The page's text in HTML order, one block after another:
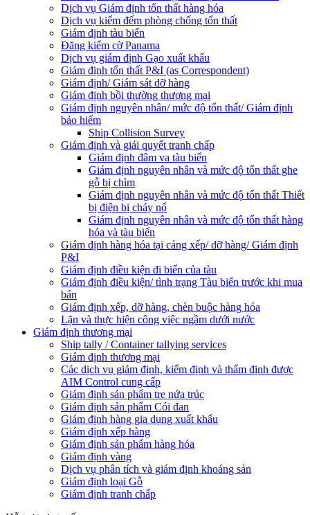
Dịch vụ Giám định tổn thất hàng hóa
Dịch vụ kiểm đếm phòng chống tổn thất
Giám định tàu biển
Đăng kiểm cờ Panama
Dịch vụ giám định Gạo xuất khẩu
Giám định tổn thất P&I (as Correspondent)
Giám định/ Giám sát dỡ hàng
Giám định bồi thường thương mại
Giám định nguyên nhân/ mức độ tổn thất/ Giám định
bảo hiểm
Ship Collision Survey
Giám định và giải quyết tranh chấp
Giám định đâm va tàu biển
Giám định nguyên nhân và mức độ tổn thất ghe
gỗ bị chìm
Giám định nguyên nhân và mức độ tổn thất Thiết
bị điện bị cháy nổ
Giám định nguyên nhân và mức độ tổn thất hàng
hóa và tàu biển
Giám định hàng hóa tại cảng xếp/ dỡ hàng/ Giám định
P&I
Giám định điều kiện đi biển của tàu
Giám định điều kiện/ tình trạng Tàu biển trước khi mua
bán
Giám định xếp, dỡ hàng, chèn buộc hàng hóa
Lặn và thực hiện công việc ngầm dưới nước
Giám định thương mại
Ship tally / Container tallying services
Giám định thương mại
Các dịch vụ giám định, kiểm định và thẩm định được
AIM Control cung cấp
Giám định sản phẩm tre nứa trúc
Giám định sản phẩm Cói đan
Giám định hàng gia dụng xuất khẩu
Giám định xếp hàng
Giám định sản phẩm hàng hóa
Giám định vàng
Dịch vụ phân tích và giám định khoáng sản
Giám định loại Gỗ
Giám định tranh chấp